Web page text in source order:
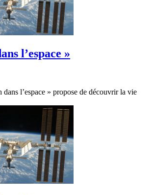
l’espace »
l’espace » propose de découvrir la vie